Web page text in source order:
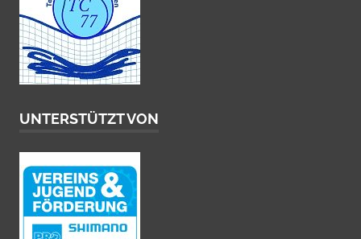
UNTERSTÜTZT VON